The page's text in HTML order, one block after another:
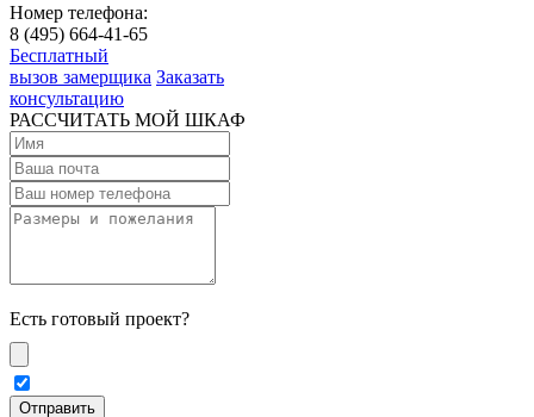
Номер телефона:
8 (495) 664-41-65
Бесплатный
вызов замерщика Заказать
консультацию
РАССЧИТАТЬ МОЙ ШКАФ
Есть готовый проект?